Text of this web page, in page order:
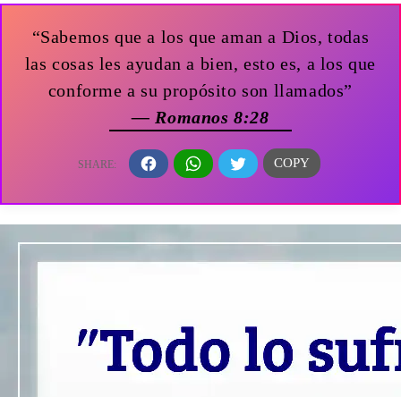
“Sabemos que a los que aman a Dios, todas
las cosas les ayudan a bien, esto es, a los que
conforme a su propósito son llamados”
— Romanos 8:28